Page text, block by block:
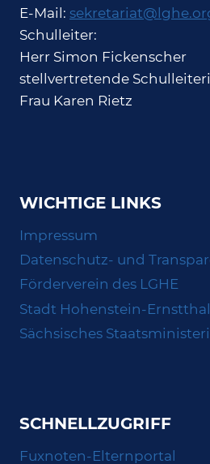
E-Mail:
Schulleiter:
Herr Simon Fickenscher
stellvertretende
Frau Karen Rietz
WICHTIGE LINKS
Impressum
Datenschutz- und
Förderverein des LGHE
Stadt Hohenstein-Ernstthal
Sächsisches
SCHNELLZUGRIFF
Fuxnoten-Elternportal